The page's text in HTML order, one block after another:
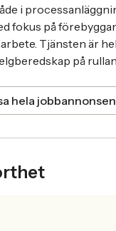
i
fokus på
Tjänsten är
på
hela jobbannonsen